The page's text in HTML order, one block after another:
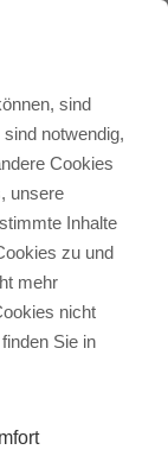
nächste
sind
notwendig,
Cookies
unsere
Inhalte
zu und
mehr
nicht
Sie in